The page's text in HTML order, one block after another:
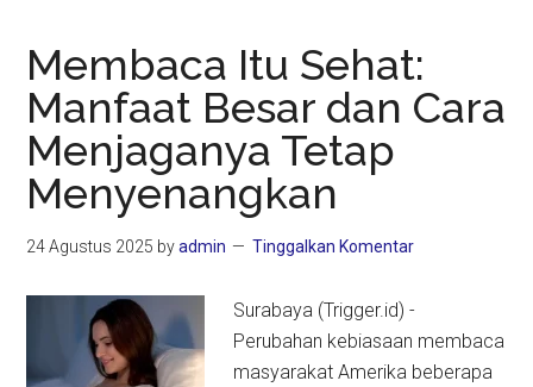
Membaca Itu Sehat:
Manfaat Besar dan Cara
Menjaganya Tetap
Menyenangkan
24 Agustus 2025 byadmin Tinggalkan Komentar
Surabaya (Trigger.id) -
Perubahan kebiasaan membaca
masyarakat Amerika beberapa